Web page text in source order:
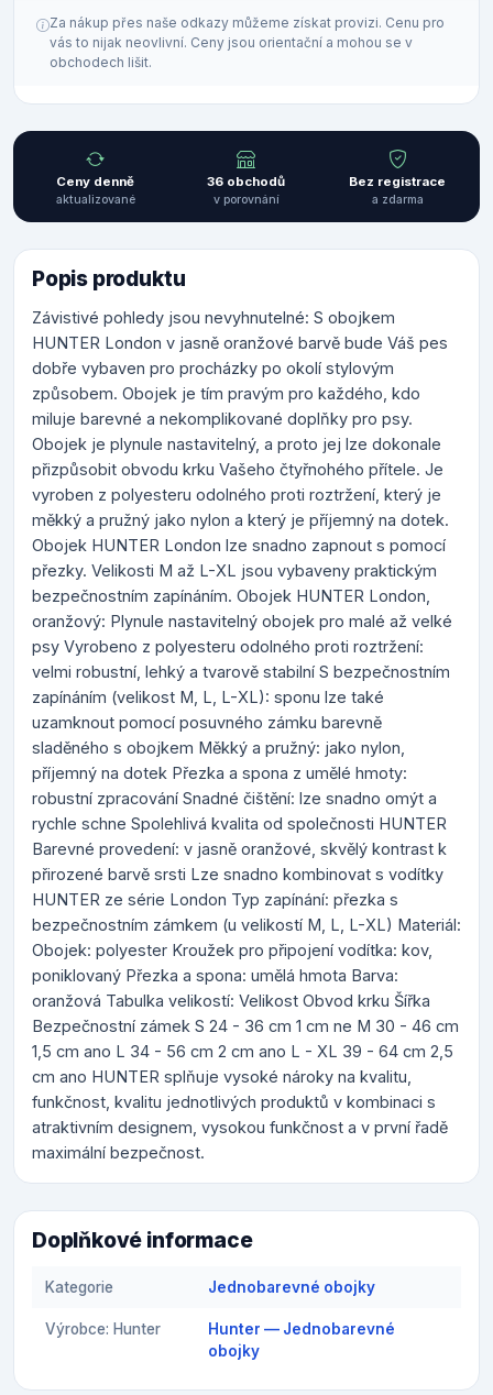
Za nákup přes naše odkazy můžeme získat provizi. Cenu pro
vás to nijak neovlivní. Ceny jsou orientační a mohou se v
obchodech lišit.
Ceny denně
aktualizované
36 obchodů
v porovnání
Bez registrace
a zdarma
Popis produktu
Závistivé pohledy jsou nevyhnutelné: S obojkem
HUNTER London v jasně oranžové barvě bude Váš pes
dobře vybaven pro procházky po okolí stylovým
způsobem. Obojek je tím pravým pro každého, kdo
miluje barevné a nekomplikované doplňky pro psy.
Obojek je plynule nastavitelný, a proto jej lze dokonale
přizpůsobit obvodu krku Vašeho čtyřnohého přítele. Je
vyroben z polyesteru odolného proti roztržení, který je
měkký a pružný jako nylon a který je příjemný na dotek.
Obojek HUNTER London lze snadno zapnout s pomocí
přezky. Velikosti M až L-XL jsou vybaveny praktickým
bezpečnostním zapínáním. Obojek HUNTER London,
oranžový: Plynule nastavitelný obojek pro malé až velké
psy Vyrobeno z polyesteru odolného proti roztržení:
velmi robustní, lehký a tvarově stabilní S bezpečnostním
zapínáním (velikost M, L, L-XL): sponu lze také
uzamknout pomocí posuvného zámku barevně
sladěného s obojkem Měkký a pružný: jako nylon,
příjemný na dotek Přezka a spona z umělé hmoty:
robustní zpracování Snadné čištění: lze snadno omýt a
rychle schne Spolehlivá kvalita od společnosti HUNTER
Barevné provedení: v jasně oranžové, skvělý kontrast k
přirozené barvě srsti Lze snadno kombinovat s vodítky
HUNTER ze série London Typ zapínání: přezka s
bezpečnostním zámkem (u velikostí M, L, L-XL) Materiál:
Obojek: polyester Kroužek pro připojení vodítka: kov,
poniklovaný Přezka a spona: umělá hmota Barva:
oranžová Tabulka velikostí: Velikost Obvod krku Šířka
Bezpečnostní zámek S 24 - 36 cm 1 cm ne M 30 - 46 cm
1,5 cm ano L 34 - 56 cm 2 cm ano L - XL 39 - 64 cm 2,5
cm ano HUNTER splňuje vysoké nároky na kvalitu,
funkčnost, kvalitu jednotlivých produktů v kombinaci s
atraktivním designem, vysokou funkčnost a v první řadě
maximální bezpečnost.
Doplňkové informace
Kategorie Jednobarevné obojky
Výrobce: Hunter
Hunter — Jednobarevné
obojky